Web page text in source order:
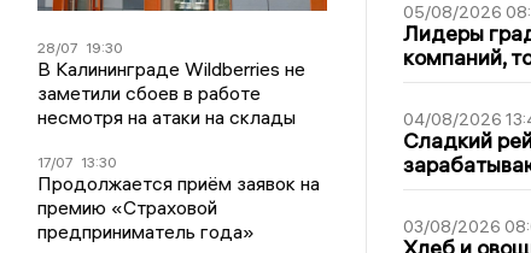
28/07 19:30
В Калининграде Wildberries не
заметили сбоев в работе
несмотря на атаки на склады
17/07 13:30
Продолжается приём заявок на
премию «Страховой
предприниматель года»
05/08/2026
Лидеры
компаний,
04/08/2026
Сладкий
03/08/2026